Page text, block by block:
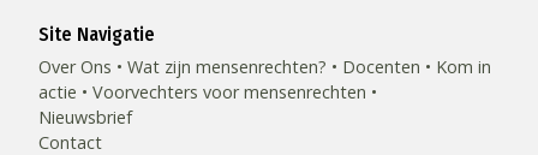
Site Navigatie
Over Ons
Wat zijn mensenrechten? Docenten
Kom in
actie
Voorvechters voor mensenrechten
Nieuwsbrief
Contact